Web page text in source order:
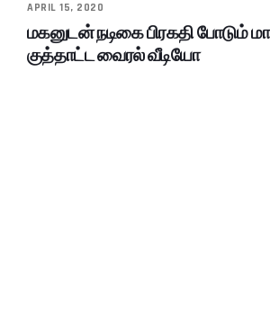
APRIL 15, 2020
மகனுடன் நடிகை பிரகதி போடும்
குத்தாட்ட வைரல் வீடியோ